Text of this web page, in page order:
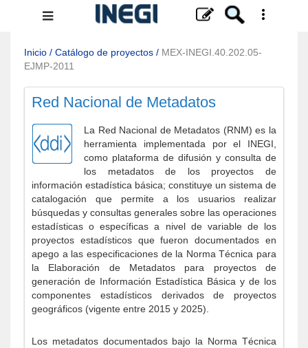
Menú
navegación
Inicio / Catálogo de proyectos / MEX-INEGI.40.202.05-
EJMP-2011
Red Nacional de Metadatos
La Red Nacional de Metadatos (RNM) es la
herramienta implementada por el INEGI,
como plataforma de difusión y consulta de
los metadatos de los proyectos de
información estadística básica; constituye un sistema de
catalogación que permite a los usuarios realizar
búsquedas y consultas generales sobre las operaciones
estadísticas o específicas a nivel de variable de los
proyectos estadísticos que fueron documentados en
apego a las especificaciones de la Norma Técnica para
la Elaboración de Metadatos para proyectos de
generación de Información Estadística Básica y de los
componentes estadísticos derivados de proyectos
geográficos (vigente entre 2015 y 2025).
Los metadatos documentados bajo la Norma Técnica